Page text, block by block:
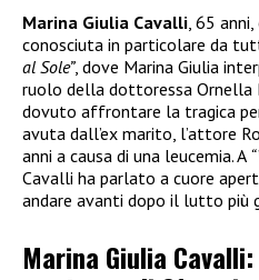
Marina Giulia Cavalli, 65
conosciuta in particolare da
al Sole”, dove Marina Giulia
ruolo della dottoressa Ornella
dovuto affrontare la tragica
avuta dall’ex marito, l’attore
anni a causa di una leucemia. A
Cavalli ha parlato a cuore
andare avanti dopo il lutto più
Marina Giulia